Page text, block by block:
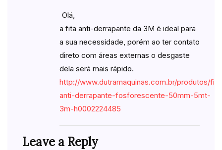
Olá,
a fita anti-derrapante da 3M é ideal para
a sua necessidade, porém ao ter contato
direto com áreas externas o desgaste
dela será mais rápido.
http://www.dutramaquinas.com.br/produtos/
anti-derrapante-fosforescente-50mm-5mt-
3m-h0002224485
Leave a Reply